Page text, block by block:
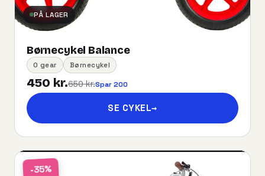
PÅ LAGER
Børnecykel Balance
0 gear Børnecykel
450 kr.650 kr.Spar 200
SE CYKEL→
-35%